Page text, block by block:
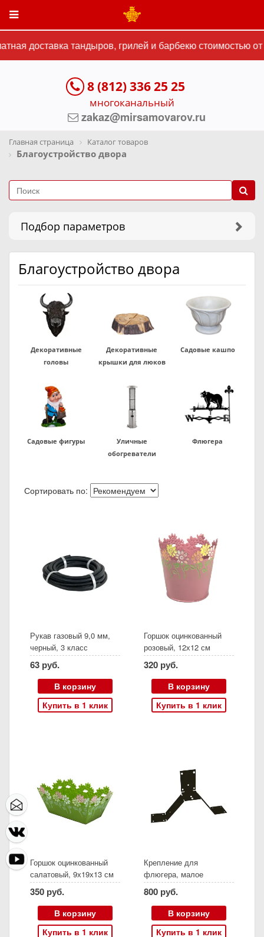
доставка тандыров, грилей и барбекю стоимостью от
8 (812) 336 25 25
многоканальный
zakaz@mirsamovarov.ru
Главная страница Каталог товаров
Благоустройство двора
Подбор параметров
Благоустройство двора
Декоративные
головы
Декоративные
крышки для люков
Садовые кашпо
Садовые фигуры
Уличные
обогреватели
Флюгера
Сортировать по:
Рукав газовый 9,0 мм,
черный, 3 класс
63 руб.
В корзину
Купить в 1 клик
Горшок оцинкованный
розовый, 12х12 см
320 руб.
В корзину
Купить в 1 клик
Горшок оцинкованный
салатовый, 9х19х13 см
350 руб.
В корзину
Купить в 1 клик
Крепление для
флюгера, малое
800 руб.
В корзину
Купить в 1 клик